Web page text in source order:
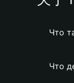
Что
Что